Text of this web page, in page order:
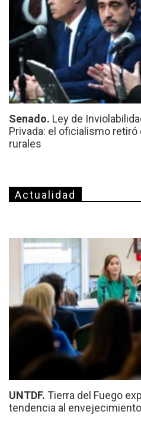
Senado. Ley de
Privada: el oficialismo
rurales
Actualidad
UNTDF. Tierra del Fuego
tendencia al